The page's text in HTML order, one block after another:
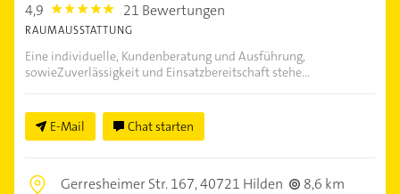
4,9 4.9 21 Bewertungen
RAUMAUSSTATTUNG
Eine individuelle, Kundenberatung und Ausführung,
sowieZuverlässigkeit und Einsatzbereitschaft stehe...
E-Mail Chat starten
Gerresheimer Str. 167,40721 Hilden
8,6 km